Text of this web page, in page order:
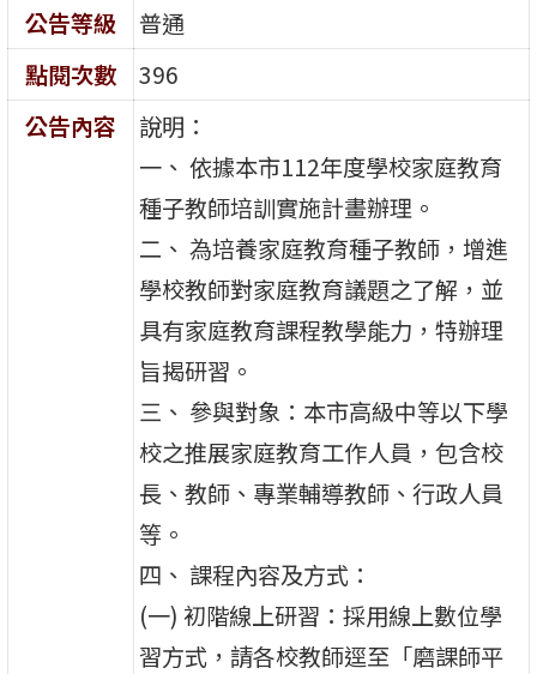
公告等級
普通
點閱次數
396
公告內容
說明：
一、 依據本市112年度學校家庭教育
種子教師培訓實施計畫辦理。
二、 為培養家庭教育種子教師，增進
學校教師對家庭教育議題之了解，並
具有家庭教育課程教學能力，特辦理
旨揭研習。
三、 參與對象：本市高級中等以下學
校之推展家庭教育工作人員，包含校
長、教師、專業輔導教師、行政人員
等。
四、 課程內容及方式：
(一) 初階線上研習：採用線上數位學
習方式，請各校教師逕至「磨課師平